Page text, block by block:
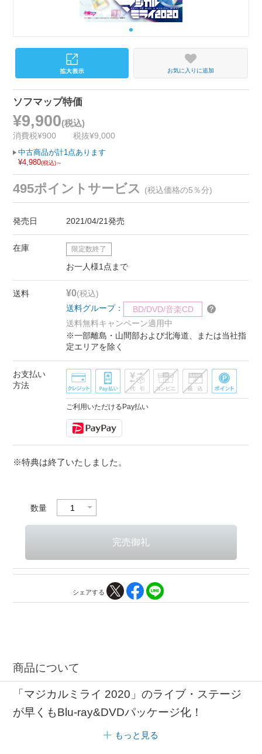
お気に入りに追加
ソフマップ特価
¥9,900(税込)
消費税¥900 税抜¥9,000
中古商品が計1点あります
¥4,980(税込)～
495ポイントサービス (税込価格の5％分)
発売日 2021/04/21発売
在庫 限定数終了
お一人様1点まで
送料 ¥0(税込)
送料グループ：
BD/DVD/音楽CD
送料無料キャンペーン適用中
※一部離島・山間部および北海道、または当社指
定エリアを除く
お支払い
方法
ご利用いただけるPay払い
※特典は終了いたしました。
数量
シェアする
商品について
「マジカルミライ 2020」のライブ・ステージ
が早くもBlu-ray&DVDパッケージ化！
もっと見る